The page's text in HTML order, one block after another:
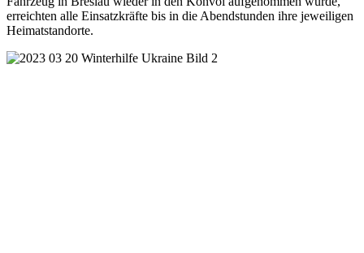
erreichten alle Einsatzkräfte bis in die Abendstunden ihre jeweiligen
Heimatstandorte.